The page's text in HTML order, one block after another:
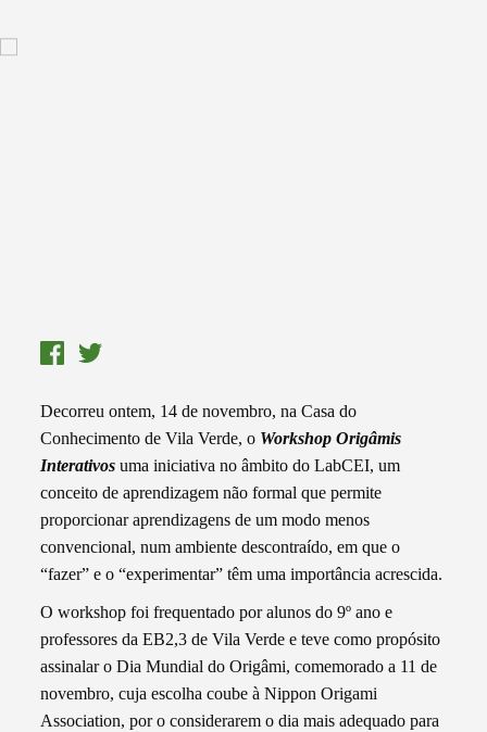
Decorreu ontem, 14 de novembro, na Casa do
Conhecimento de Vila Verde, o Workshop Origâmis
Interativos uma iniciativa no âmbito do LabCEI, um
conceito de aprendizagem não formal que permite
proporcionar aprendizagens de um modo menos
convencional, num ambiente descontraído, em que o
“fazer” e o “experimentar” têm uma importância acrescida.
O workshop foi frequentado por alunos do 9º ano e
professores da EB2,3 de Vila Verde e teve como propósito
assinalar o Dia Mundial do Origâmi, comemorado a 11 de
novembro, cuja escolha coube à Nippon Origami
Association, por o considerarem o dia mais adequado para